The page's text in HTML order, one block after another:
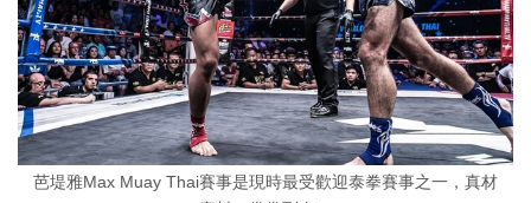
芭堤雅Max Muay Thai賽事是現時最受歡迎泰拳賽事之一，真材